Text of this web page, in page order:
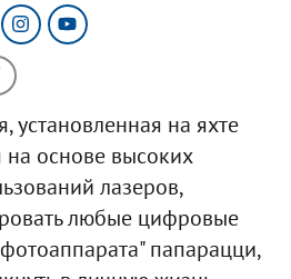
на яхте
на основе высоких
лазеров,
любые цифровые
папарацци,